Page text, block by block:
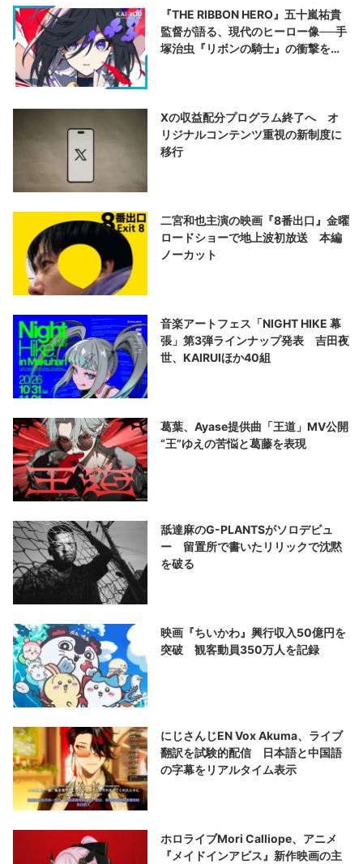
『THE RIBBON HERO』五十嵐祐貴
監督が語る、現代のヒーロー像──手
塚治虫『リボンの騎士』の衝撃を再
Xの収益配分プログラム終了へ オ
リジナルコンテンツ重視の新制度に
移行
二宮和也主演の映画『8番出口』金曜
ロードショーで地上波初放送 本編
ノーカット
音楽アートフェス「NIGHT HIKE 幕
張」第3弾ラインナップ発表 吉田夜
世、KAIRUIほか40組
葛葉、Ayase提供曲「王道」MV公開
“王”ゆえの苦悩と葛藤を表現
舐達麻のG-PLANTSがソロデビュ
ー 留置所で書いたリリックで沈黙
を破る
映画『ちいかわ』興行収入50億円を
突破 観客動員350万人を記録
にじさんじEN Vox Akuma、ライブ
翻訳を試験的配信 日本語と中国語
の字幕をリアルタイム表示
ホロライブMori Calliope、アニメ
『メイドインアビス』新作映画の主